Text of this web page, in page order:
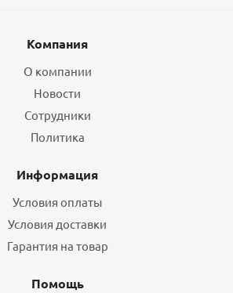
Компания
О компании
Новости
Сотрудники
Политика
Информация
Условия оплаты
Условия доставки
Гарантия на товар
Помощь